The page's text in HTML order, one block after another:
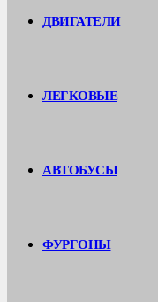
ДВИГАТЕЛИ
ЛЕГКОВЫЕ
АВТОБУСЫ
ФУРГОНЫ